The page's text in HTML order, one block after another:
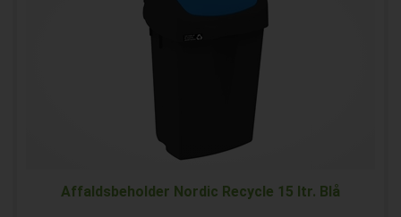
Affaldsbeholder Nordic Recycle 15 ltr. Blå